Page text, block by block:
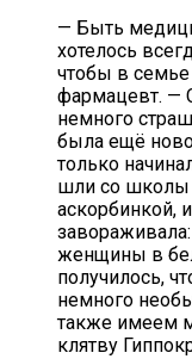
— Быть
хотелось
чтобы в
фармацевт. —
немного
была ещё
только
шли со школы
аскорбинкой,
женщины в
получилось,
немного
также имеем
клятву